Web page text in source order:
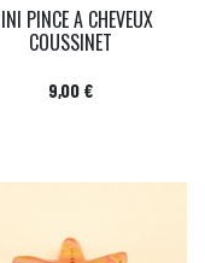
PINCE A CHEVEUX
COUSSINET
Prix
9,00 €